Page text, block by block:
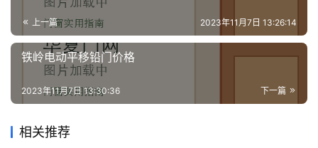
修
门
资
上一篇 2023年11月7日 13:26:14
铁岭电动平移铅门价格
下一篇
2023年11月7日 13:30:36
相关推荐